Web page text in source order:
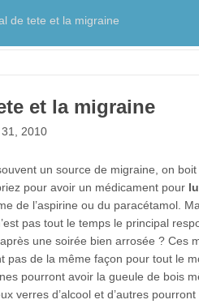
de tete et la migraine
et la migraine
2010
un source de migraine, on
pour avoir un médicament pour
de l’aspirine ou du paracétamol.
pas tout le temps le principal
une soirée bien arrosée ? Ces
pas de la même façon pour tout le
pourront avoir la gueule de bois
verres d’alcool et d’autres